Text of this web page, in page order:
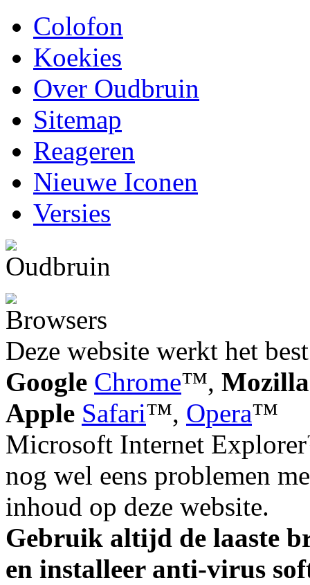
Colofon
Koekies
Over Oudbruin
Sitemap
Reageren
Nieuwe Iconen
Versies
Deze website werkt het
Google Chrome™, Mozilla
Apple Safari™, Opera™
Microsoft Internet
nog wel eens problemen
inhoud op deze website.
Gebruik altijd de laaste
en installeer anti-virus